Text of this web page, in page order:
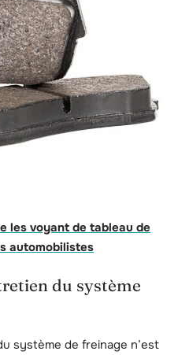
les voyant de tableau de
automobilistes
du système
système de freinage n’est